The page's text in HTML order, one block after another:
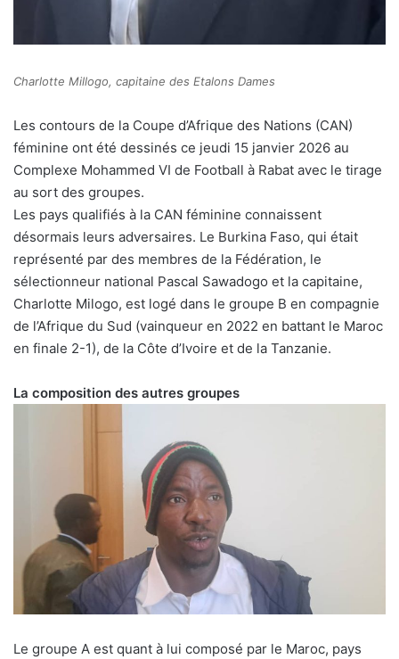
Charlotte Millogo, capitaine des Etalons Dames
Les contours de la Coupe d’Afrique des Nations (CAN)
féminine ont été dessinés ce jeudi 15 janvier 2026 au
Complexe Mohammed VI de Football à Rabat avec le tirage
au sort des groupes.
Les pays qualifiés à la CAN féminine connaissent
désormais leurs adversaires. Le Burkina Faso, qui était
représenté par des membres de la Fédération, le
sélectionneur national Pascal Sawadogo et la capitaine,
Charlotte Milogo, est logé dans le groupe B en compagnie
de l’Afrique du Sud (vainqueur en 2022 en battant le Maroc
en finale 2-1), de la Côte d’Ivoire et de la Tanzanie.
La composition des autres groupes
Le groupe A est quant à lui composé par le Maroc, pays